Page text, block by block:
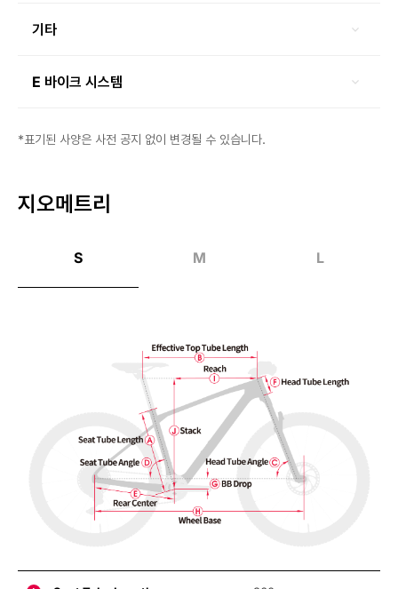
기타
E 바이크 시스템
*표기된 사양은 사전 공지 없이 변경될 수 있습니다.
지오메트리
S M L